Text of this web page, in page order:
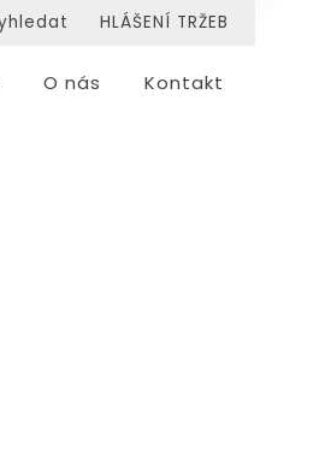
O nás Kontakt
HLÁŠENÍ TRŽEB